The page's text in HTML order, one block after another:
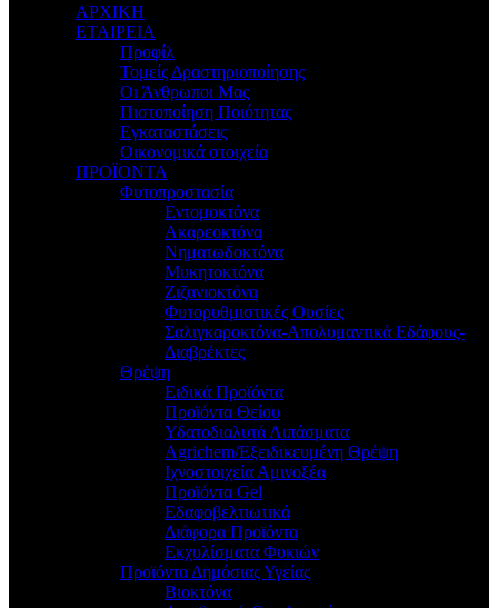
ΑΡΧΙΚΗ
ΕΤΑΙΡΕΙΑ
Προφίλ
Τομείς Δραστηριοποίησης
Οι Άνθρωποι Μας
Πιστοποίηση Ποιότητας
Εγκαταστάσεις
Οικονομικά στοιχεία
ΠΡΟΪΟΝΤΑ
Φυτοπροστασία
Εντομοκτόνα
Ακαρεοκτόνα
Νηματωδοκτόνα
Μυκητοκτόνα
Ζιζανιοκτόνα
Φυτορυθμιστικές Ουσίες
Σαλιγκαροκτόνα-Απολυμαντικά Εδάφους-
Διαβρέκτες
Θρέψη
Ειδικά Προϊόντα
Προϊόντα Θείου
Υδατοδιαλυτά Λιπάσματα
Agrichem/Εξειδικευμένη Θρέψη
Ιχνοστοιχεία Αμινοξέα
Προϊόντα Gel
Εδαφοβελτιωτικά
Διάφορα Προϊόντα
Εκχυλίσματα Φυκιών
Προϊόντα Δημόσιας Υγείας
Βιοκτόνα